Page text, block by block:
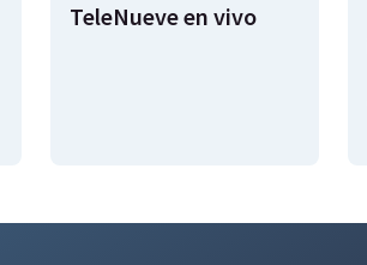
TeleNueve en vivo